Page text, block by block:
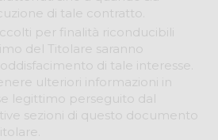
di tale contratto.
per finalità riconducibili
del Titolare saranno
di tale interesse.
ulteriori informazioni in
legittimo perseguito dal
sezioni di questo documento